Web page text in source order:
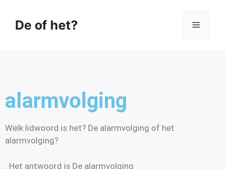
De of het?
alarmvolging
Welk lidwoord is het? De alarmvolging of het
alarmvolging?
. Het antwoord is De alarmvolging